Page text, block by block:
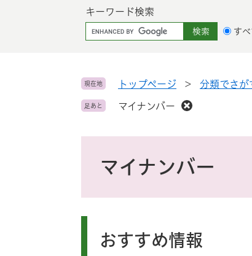
キーワード検索
G
o
l
カ
タ
すべ
現在地 トップページ > 分類でさが
足あと マイナンバー
マイナンバー
おすすめ情報